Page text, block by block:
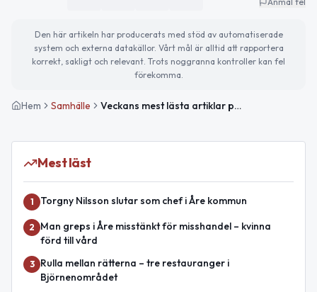
Den här artikeln har producerats med stöd av automatiserade
system och externa datakällor. Vårt mål är alltid att rapportera
korrekt, sakligt och relevant. Trots noggranna kontroller kan fel
förekomma.
Hem Samhälle Veckans mest lästa artiklar på ÅreNytt
Mest läst
1 Torgny Nilsson slutar som chef i Åre kommun
2
Man greps i Åre misstänkt för misshandel – kvinna
förd till vård
3
Rulla mellan rätterna – tre restauranger i
Björnenområdet